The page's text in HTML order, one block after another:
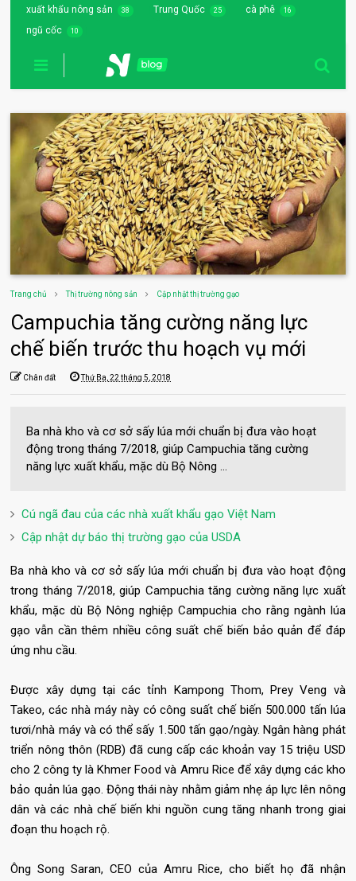
xuất khẩu nông sản 38 Trung Quốc 25 cà phê 16
ngũ cốc 10
Trang chủ Thị trường nông sản Cập nhật thị trường gạo
Campuchia tăng cường năng lực
chế biến trước thu hoạch vụ mới
Chân đất Thứ Ba, 22 tháng 5, 2018
Ba nhà kho và cơ sở sấy lúa mới chuẩn bị đưa vào hoạt
động trong tháng 7/2018, giúp Campuchia tăng cường
năng lực xuất khẩu, mặc dù Bộ Nông ...
Cú ngã đau của các nhà xuất khẩu gạo Việt Nam
Cập nhật dự báo thị trường gạo của USDA
Ba nhà kho và cơ sở sấy lúa mới chuẩn bị đưa vào hoạt động
trong tháng 7/2018, giúp Campuchia tăng cường năng lực xuất
khẩu, mặc dù Bộ Nông nghiệp Campuchia cho rằng ngành lúa
gạo vẫn cần thêm nhiều công suất chế biến bảo quản để đáp
ứng nhu cầu.
Được xây dựng tại các tỉnh Kampong Thom, Prey Veng và
Takeo, các nhà máy này có công suất chế biến 500.000 tấn lúa
tươi/nhà máy và có thể sấy 1.500 tấn gạo/ngày. Ngân hàng phát
triển nông thôn (RDB) đã cung cấp các khoản vay 15 triệu USD
cho 2 công ty là Khmer Food và Amru Rice để xây dựng các kho
bảo quản lúa gạo. Động thái này nhằm giảm nhẹ áp lực lên nông
dân và các nhà chế biến khi nguồn cung tăng nhanh trong giai
đoạn thu hoạch rộ.
Ông Song Saran, CEO của Amru Rice, cho biết họ đã nhận